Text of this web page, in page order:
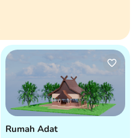
Rumah Adat